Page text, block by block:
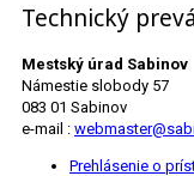
Technický
Mestský úrad Sabinov
Námestie slobody 57
083 01 Sabinov
e-mail :
Prehlásenie o